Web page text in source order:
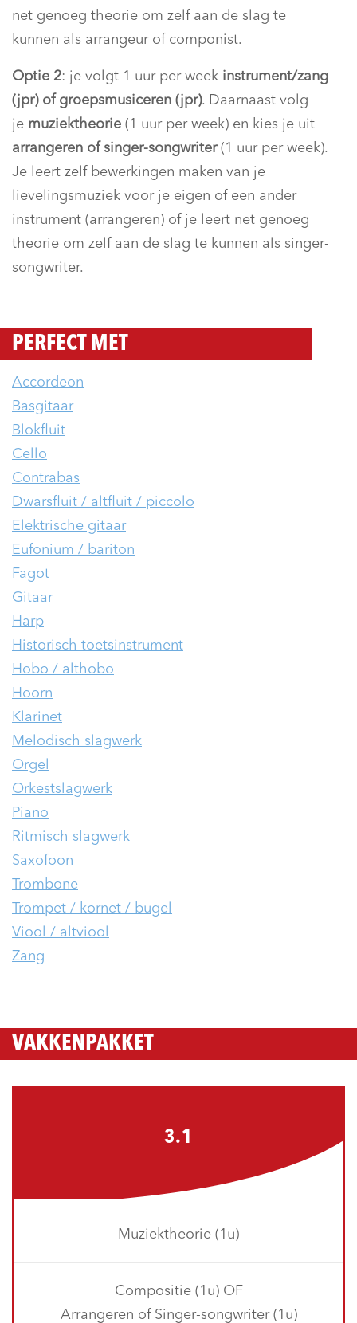
net genoeg theorie om zelf aan de slag te
kunnen als arrangeur of componist.
Optie 2: je volgt 1 uur per week instrument/zang
(jpr) of groepsmusiceren (jpr). Daarnaast volg
je muziektheorie (1 uur per week) en kies je uit
arrangeren of singer-songwriter (1 uur per week).
Je leert zelf bewerkingen maken van je
lievelingsmuziek voor je eigen of een ander
instrument (arrangeren) of je leert net genoeg
theorie om zelf aan de slag te kunnen als singer-
songwriter.
PERFECT MET
Accordeon
Basgitaar
Blokfluit
Cello
Contrabas
Dwarsfluit / altfluit / piccolo
Elektrische gitaar
Eufonium / bariton
Fagot
Gitaar
Harp
Historisch toetsinstrument
Hobo / althobo
Hoorn
Klarinet
Melodisch slagwerk
Orgel
Orkestslagwerk
Piano
Ritmisch slagwerk
Saxofoon
Trombone
Trompet / kornet / bugel
Viool / altviool
Zang
VAKKENPAKKET
3.1
Muziektheorie (1u)
Compositie (1u) OF
Arrangeren of Singer-songwriter (1u)